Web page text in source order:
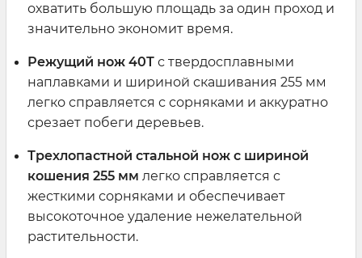
охватить большую площадь за один проход и
значительно экономит время.
Режущий нож 40Т с твердосплавными
наплавками и шириной скашивания 255 мм
легко справляется с сорняками и аккуратно
срезает побеги деревьев.
Трехлопастной стальной нож с шириной
кошения 255 мм легко справляется с
жесткими сорняками и обеспечивает
высокоточное удаление нежелательной
растительности.